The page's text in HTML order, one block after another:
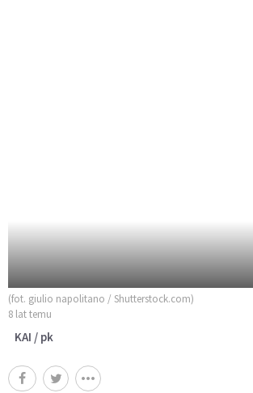
(fot. giulio napolitano / Shutterstock.com)
8 lat temu
KAI / pk